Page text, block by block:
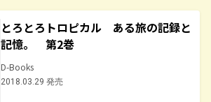
とろとろトロピカル ある旅の記録と
記憶。 第2巻
D-Books
2018.03.29 発売